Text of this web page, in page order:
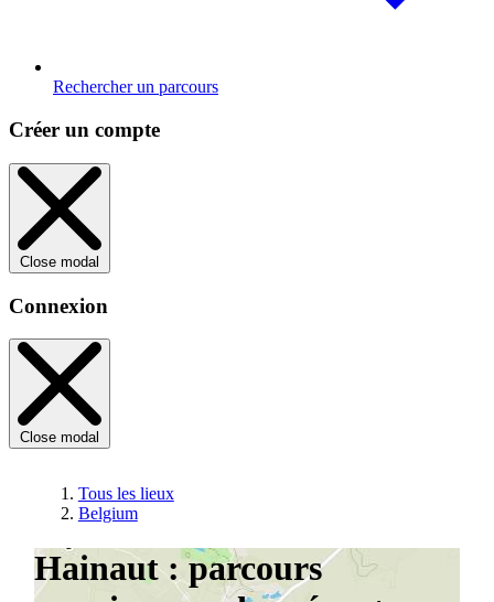
Rechercher un parcours
Créer un compte
Close modal
Connexion
Close modal
Tous les lieux
Belgium
Hainaut : parcours